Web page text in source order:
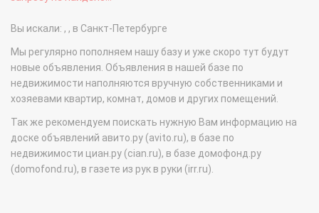
Вы искали: , , в Санкт-Петербурге
Мы регулярно пополняем нашу базу и уже скоро тут будут
новые объявления. Объявления в нашей базе по
недвижимости наполняются вручную собственниками и
хозяевами квартир, комнат, домов и других помещений.
Так же рекомендуем поискать нужную Вам информацию на
доске объявлений авито.ру (avito.ru), в базе по
недвижимости циан.ру (cian.ru), в базе домофонд.ру
(domofond.ru), в газете из рук в руки (irr.ru).